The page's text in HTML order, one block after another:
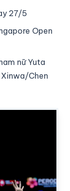
27/5
Open
nữ Yuta
Chen